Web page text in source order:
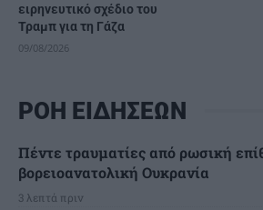
ειρηνευτικό σχέδιο του
Τραμπ για τη Γάζα
09/08/2026
ΡΟΗ ΕΙΔΗΣΕΩΝ
Πέντε τραυματίες από ρωσική
βορειοανατολική Ουκρανία
3 λεπτά πριν